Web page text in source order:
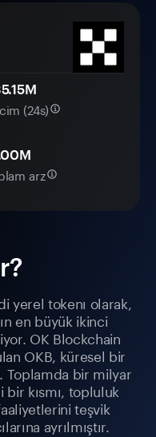
yerel tokenı olarak,
en büyük ikinci
OK Blockchain
OKB, küresel bir
Toplamda bir milyar
bir kısmı, topluluk
teşvik
ayrılmıştır.
(24s)
arz